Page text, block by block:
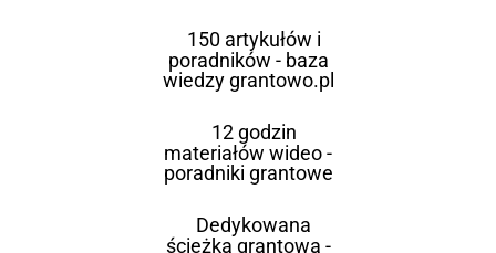
150 artykułów i
poradników - baza
wiedzy grantowo.pl
12 godzin
materiałów wideo -
poradniki grantowe
Dedykowana
ścieżka grantowa -